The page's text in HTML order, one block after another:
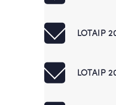
LOTAIP
LOTAIP